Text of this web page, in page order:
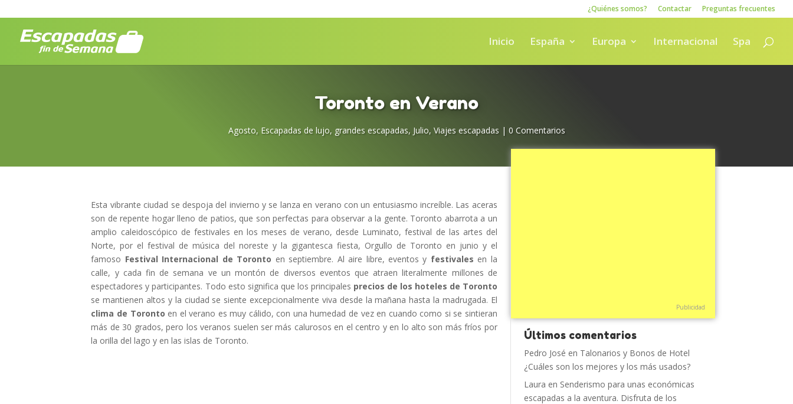
¿Quiénes somos? Contactar Preguntas frecuentes
Inicio España Europa Internacional Spa
Toronto en Verano
Agosto, Escapadas de lujo, grandes escapadas, Julio, Viajes escapadas | 0 Comentarios
Esta vibrante ciudad se despoja del invierno y se lanza en verano con un entusiasmo increíble. Las aceras
son de repente hogar lleno de patios, que son perfectas para observar a la gente. Toronto abarrota a un
amplio caleidoscópico de festivales en los meses de verano, desde Luminato, festival de las artes del
Norte, por el festival de música del noreste y la gigantesca fiesta, Orgullo de Toronto en junio y el
famoso Festival Internacional de Toronto en septiembre. Al aire libre, eventos y festivales en la
calle, y cada fin de semana ve un montón de diversos eventos que atraen literalmente millones de
espectadores y participantes. Todo esto significa que los principales precios de los hoteles de Toronto
se mantienen altos y la ciudad se siente excepcionalmente viva desde la mañana hasta la madrugada. El
clima de Toronto en el verano es muy cálido, con una humedad de vez en cuando como si se sintieran
más de 30 grados, pero los veranos suelen ser más calurosos en el centro y en lo alto son más fríos por
la orilla del lago y en las islas de Toronto.
Publicidad
Últimos comentarios
Pedro José en Talonarios y Bonos de Hotel
¿Cuáles son los mejores y los más usados?
Laura en Senderismo para unas económicas
escapadas a la aventura. Disfruta de los